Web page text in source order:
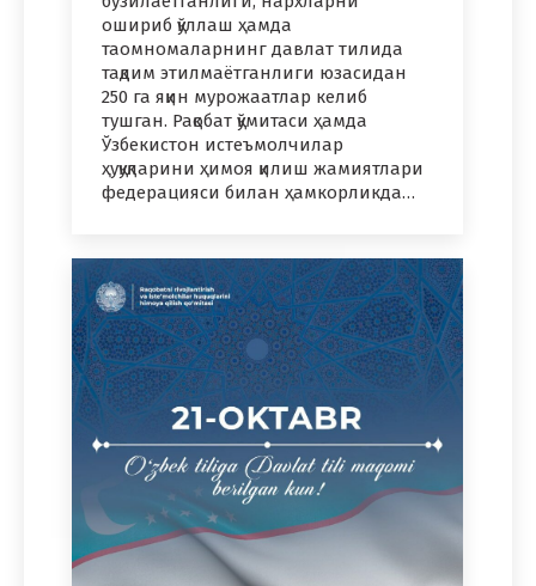
ошириб қўллаш ҳамда
таомномаларнинг давлат тилида
тақдим этилмаётганлиги юзасидан
250 га яқин мурожаатлар келиб
тушган. Рақобат қўмитаси ҳамда
Ўзбекистон истеъмолчилар
ҳуқуқларини ҳимоя қилиш жамиятлари
федерацияси билан ҳамкорликда…